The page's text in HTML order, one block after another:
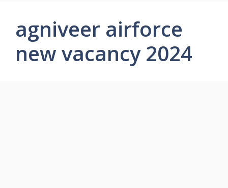
agniveer airforce
new vacancy 2024